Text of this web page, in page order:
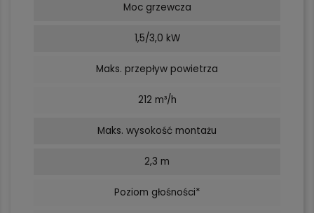
Moc grzewcza
1,5/3,0 kW
Maks. przepływ powietrza
212 m³/h
Maks. wysokość montażu
2,3 m
Poziom głośności*